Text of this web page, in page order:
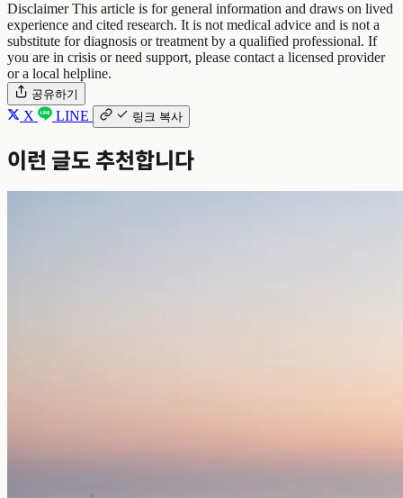
DisclaimerThis article is for general information and draws on lived
experience and cited research. It is not medical advice and is not a
substitute for diagnosis or treatment by a qualified professional. If
you are in crisis or need support, please contact a licensed provider
or a local helpline.
공유하기
X LINE 링크 복사
이런 글도 추천합니다